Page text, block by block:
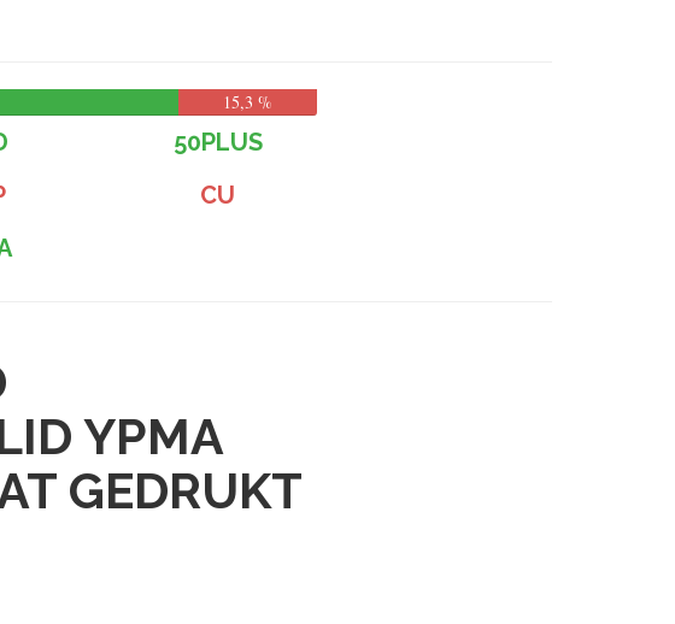
15,3 %
50PLUS
CU
YPMA
GEDRUKT